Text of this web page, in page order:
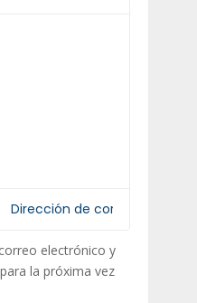
electrónico y
la próxima vez